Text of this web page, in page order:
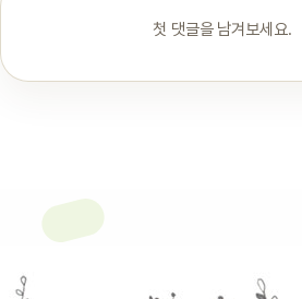
첫 댓글을 남겨보세요.